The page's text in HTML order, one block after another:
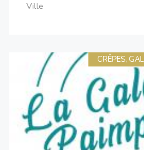
Ville
CRÊPES,